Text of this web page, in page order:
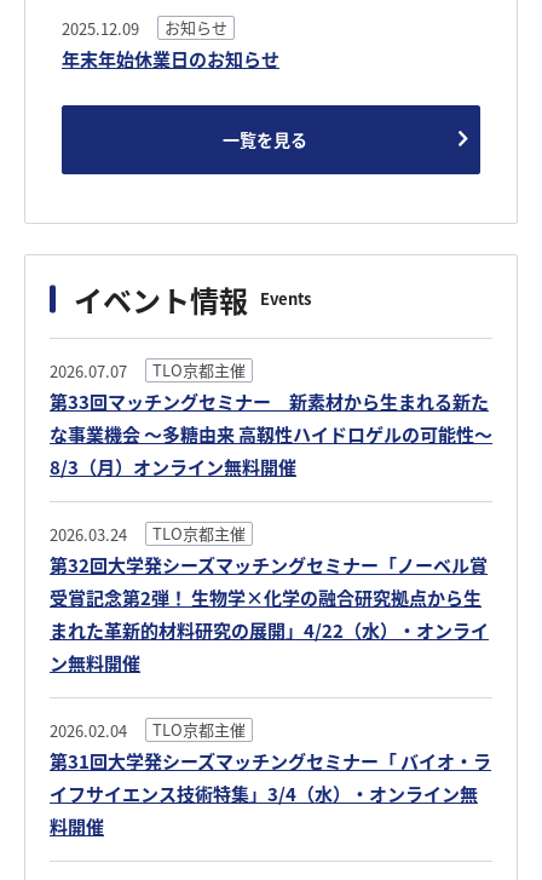
2025.12.09 お知らせ
年末年始休業日のお知らせ
一覧を見る
イベント情報 Events
2026.07.07 TLO京都主催
第33回マッチングセミナー 新素材から生まれる新た
な事業機会 ～多糖由来 高靱性ハイドロゲルの可能性～
8/3（月）オンライン無料開催
2026.03.24 TLO京都主催
第32回大学発シーズマッチングセミナー「ノーベル賞
受賞記念第2弾！ 生物学×化学の融合研究拠点から生
まれた革新的材料研究の展開」4/22（水）・オンライ
ン無料開催
2026.02.04 TLO京都主催
第31回大学発シーズマッチングセミナー「 バイオ・ラ
イフサイエンス技術特集」3/4（水）・オンライン無
料開催